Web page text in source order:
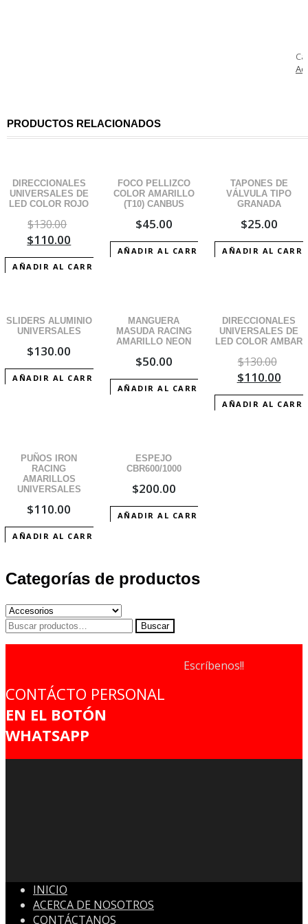
PRODUCTOS RELACIONADOS
¡OFERTA!
DIRECCIONALES
UNIVERSALES DE
LED COLOR ROJO
$130.00
$110.00
AÑADIR AL CARRITO
FOCO PELLIZCO
COLOR AMARILLO
(T10) CANBUS
$45.00
AÑADIR AL CARRITO
TAPONES DE
VÁLVULA TIPO
GRANADA
$25.00
AÑADIR AL
SLIDERS ALUMINIO
UNIVERSALES
$130.00
AÑADIR AL CARRITO
MANGUERA
MASUDA RACING
AMARILLO NEON
$50.00
AÑADIR AL CARRITO
¡OFERTA!
DIRECCIONALES
UNIVERSALES DE
LED COLOR AMBAR
$130.00
$110.00
AÑADIR AL
PUÑOS IRON
RACING
AMARILLOS
UNIVERSALES
$110.00
AÑADIR AL CARRITO
ESPEJO
CBR600/1000
$200.00
AÑADIR AL CARRITO
Categorías de productos
Buscar
Buscar
CONTÁCTO PERSONAL
EN EL BOTÓN
WHATSAPP
Escríbenos!!
INICIO
ACERCA DE NOSOTROS
CONTÁCTANOS